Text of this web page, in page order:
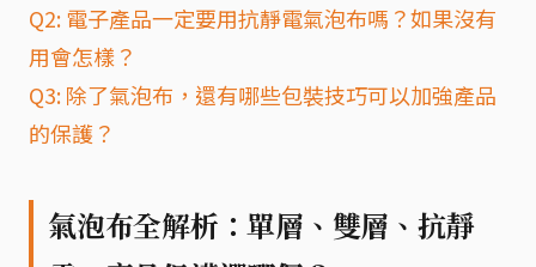
Q2: 電子產品一定要用抗靜電氣泡布嗎？如果沒有
用會怎樣？
Q3: 除了氣泡布，還有哪些包裝技巧可以加強產品
的保護？
氣泡布全解析：單層、雙層、抗靜